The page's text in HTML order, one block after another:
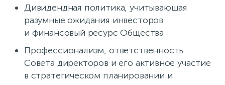
Дивидендная политика, учитывающая
разумные ожидания инвесторов
и финансовый ресурс Общества
Профессионализм, ответственность
Совета директоров и его активное участие
в стратегическом планировании и